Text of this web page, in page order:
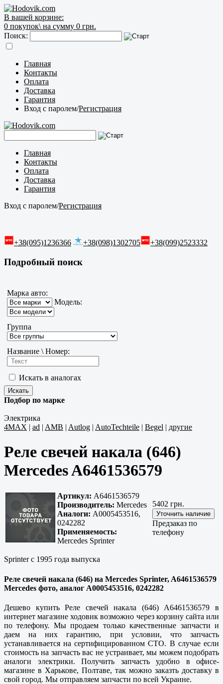
В вашей корзине:
0 покупок\ на сумму 0 грн.
Поиск:
Главная
Контакты
Оплата
Доставка
Гарантия
Вход с паролем/Регистрация
Главная
Контакты
Оплата
Доставка
Гарантия
Вход с паролем/Регистрация
+38(095)1236366 +38(098)1302705 +38(099)2523332
Подробный поиск
Марка авто:
Модель:
Группа
Название \ Номер:
Искать в аналогах
Подбор по марке
Электрика
4MAX | ad | AMB | Autlog | AutoTechteile | Begel | другие
Реле свечей накала (646)
Mercedes A6461536579
Артикул: A6461536579
Производитель: Mercedes
Аналоги: A0005453516,
0242282
Применяемость:
Mercedes Sprinter
5402 грн.
Предзаказ по
телефону
Sprinter с 1995 года выпуска
Реле свечей накала (646) на Mercedes Sprinter, A6461536579
Mercedes фото, аналог A0005453516, 0242282
Дешево купить Реле свечей накала (646) A6461536579 в
интернет магазине ходовик возможно через корзину сайта или
по телефону. Мы продаем только качественные запчасти и
даем на них гарантию, при условии, что запчасть
устанавливается на сертифицированном СТО. В случае если
стоимость на запчасть вас не устраивает, мы можем подобрать
аналоги электрики. Получить запчасть удобно в офисе-
магазине в Харькове, Полтаве, так можно заказть доставку в
свой город. Мы отправляем запчасти по всей Украине.